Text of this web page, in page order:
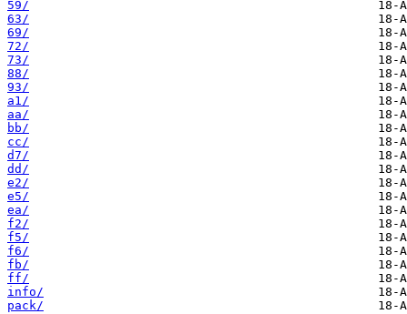
59/
63/
69/
72/
73/
88/
93/
a1/
aa/
bb/
cc/
d7/
dd/
e2/
e5/
ea/
f2/
f5/
f6/
fb/
ff/
info/
pack/